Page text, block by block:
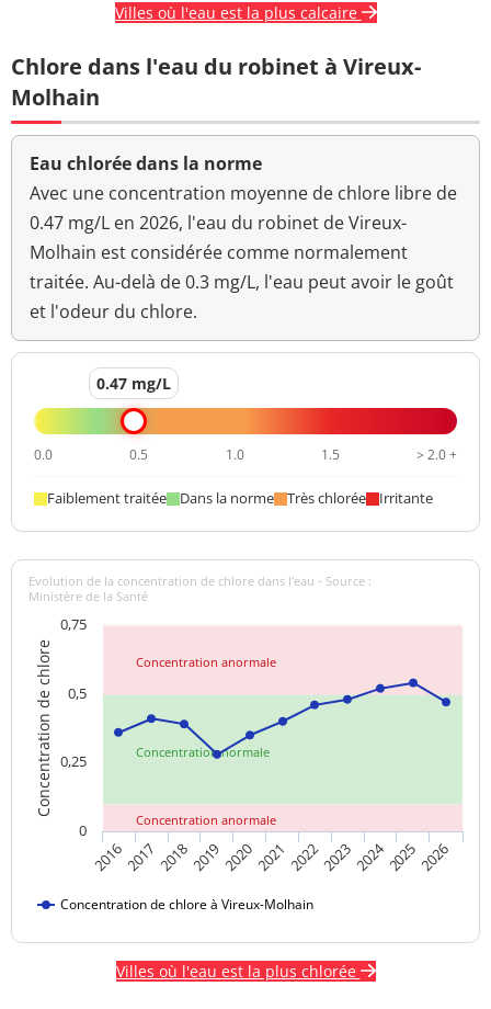
néphélométrique NFU
0,39 NFU <=2 NFU
Villes où l'eau est la plus calcaire
Chlore dans l'eau du robinet à Vireux-
Molhain
Eau chlorée dans la norme
Avec une concentration moyenne de chlore libre de
0.47 mg/L en 2026, l'eau du robinet de Vireux-
Molhain est considérée comme normalement
traitée. Au-delà de 0.3 mg/L, l'eau peut avoir le goût
et l'odeur du chlore.
0.47 mg/L
0.0 0.5 1.0 1.5 > 2.0 +
Faiblement traitée Dans la norme Très chlorée Irritante
Concentration normale
Concentration anormale
Concentration anormale
Concentration de chlore
Evolution de la concentration de chlore dans l'eau - Source :
Ministère de la Santé
Concentration de chlore à Vireux-Molhain
20162017 201820192020202120222023202420252026
0
0,25
0,5
0,75
Villes où l'eau est la plus chlorée